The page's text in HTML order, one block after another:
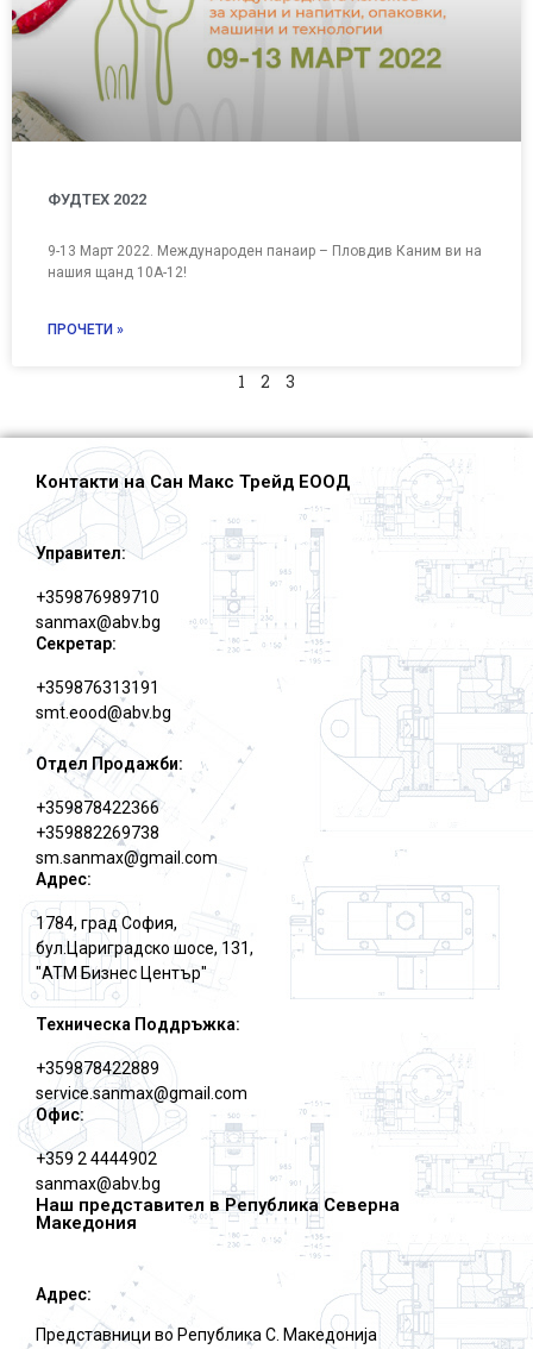
ФУДТЕХ 2022
9-13 Март 2022. Международен панаир – Пловдив Каним ви на
нашия щанд 10А-12!
ПРОЧЕТИ »
1 2 3
Контакти на Сан Макс Трейд ЕООД
Управител:
+359876989710
sanmax@abv.bg
Секретар:
+359876313191
smt.eood@abv.bg
Отдел Продажби:
+359878422366
+359882269738
sm.sanmax@gmail.com
Адрес:
1784, град София,
бул.Цариградско шосе, 131,
"АТМ Бизнес Център"
Техническа Поддръжка:
+359878422889
service.sanmax@gmail.com
Офис:
+359 2 4444902
sanmax@abv.bg
Наш представител в Република Северна
Македония
Адрес:
Представници во Република С. Македониjа